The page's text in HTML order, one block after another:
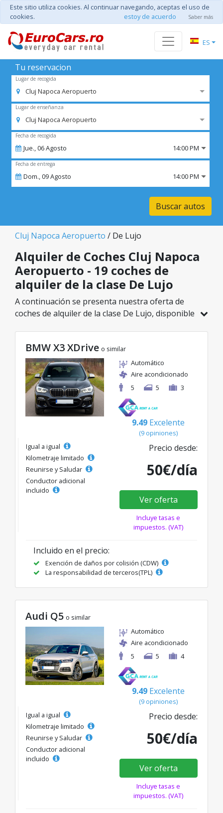
Este sitio utiliza cookies. Al continuar navegando, aceptas el uso de
cookies.
estoy de acuerdo Saber más
ES
Tu reservacion
Lugar de recogida
Cluj Napoca Aeropuerto
Lugar de enseñanza
Cluj Napoca Aeropuerto
Fecha de recogida
Jue.,06Agosto 14:00 PM
Fecha de entrega
Dom.,09Agosto 14:00 PM
Buscar autos
Cluj Napoca Aeropuerto / De Lujo
Alquiler de Coches Cluj Napoca
Aeropuerto - 19 coches de
alquiler de la clase De Lujo
A continuación se presenta nuestra oferta de
coches de alquiler de la clase De Lujo, disponible
modelo ideal de la categoría seleccionada, con
tarifas excelentes desde solo 41€/día.
BMW X3 XDrive o similar
Automático
Aire acondicionado
5
5 3
9.49 Excelente
(9 opiniones)
Igual a igual
Kilometraje limitado
Reunirse y Saludar
Conductor adicional
incluido
Precio desde:
50€/día
Ver oferta
Incluye tasas e
impuestos. (VAT)
Incluido en el precio:
Exención de daños por colisión (CDW)
La responsabilidad de terceros(TPL)
Audi Q5 o similar
Automático
Aire acondicionado
5
5 4
9.49 Excelente
(9 opiniones)
Igual a igual
Kilometraje limitado
Reunirse y Saludar
Conductor adicional
incluido
Precio desde:
50€/día
Ver oferta
Incluye tasas e
impuestos. (VAT)